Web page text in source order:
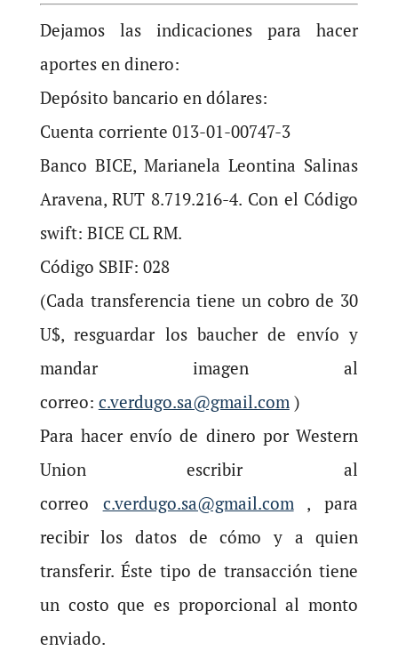
Dejamos las indicaciones para hacer
aportes en dinero:
Depósito bancario en dólares:
Cuenta corriente 013-01-00747-3
Banco BICE, Marianela Leontina Salinas
Aravena, RUT 8.719.216-4. Con el Código
swift: BICE CL RM.
Código SBIF: 028
(Cada transferencia tiene un cobro de 30
U$, resguardar los baucher de envío y
mandar imagen al
correo: c.verdugo.sa@gmail.com)
Para hacer envío de dinero por Western
Union escribir al
correo c.verdugo.sa@gmail.com, para
recibir los datos de cómo y a quien
transferir. Éste tipo de transacción tiene
un costo que es proporcional al monto
enviado.